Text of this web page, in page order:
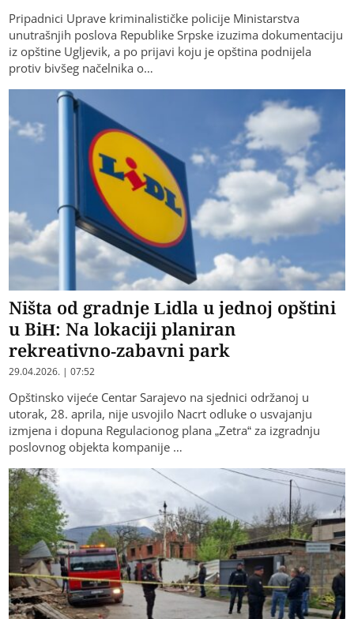
Pripadnici Uprave kriminalističke policije Ministarstva
unutrašnjih poslova Republike Srpske izuzima dokumentaciju
iz opštine Ugljevik, a po prijavi koju je opština podnijela
protiv bivšeg načelnika o…
Ništa od gradnje Lidla u jednoj opštini
u BiH: Na lokaciji planiran
rekreativno-zabavni park
29.04.2026. | 07:52
Opštinsko vijeće Centar Sarajevo na sjednici održanoj u
utorak, 28. aprila, nije usvojilo Nacrt odluke o usvajanju
izmjena i dopuna Regulacionog plana „Zetra“ za izgradnju
poslovnog objekta kompanije …